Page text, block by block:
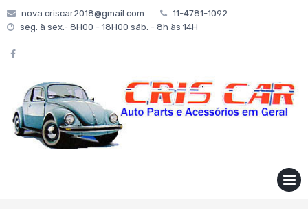
Skip
to
nova.criscar2018@gmail.com
11-4781-1092
seg. à sex.- 8H00 - 18H00 sáb. - 8h às 14H